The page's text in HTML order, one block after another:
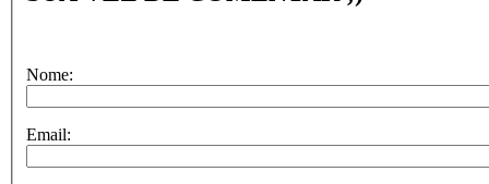
Nome:
Email: